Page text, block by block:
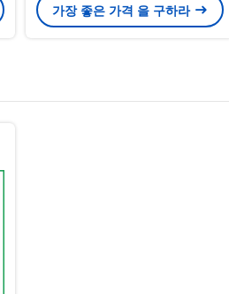
가장 좋은 가격 을 구하라